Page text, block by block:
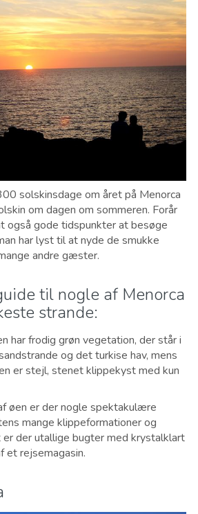
solskinsdage om året på Menorca
om dagen om sommeren. Forår
også gode tidspunkter at besøge
har lyst til at nyde de smukke
andre gæster.
til nogle af Menorca
strande:
har frodig grøn vegetation, der står i
og det turkise hav, mens
er stejl, stenet klippekyst med kun
øen er der nogle spektakulære
mange klippeformationer og
er der utallige bugter med krystalklart
et rejsemagasin.